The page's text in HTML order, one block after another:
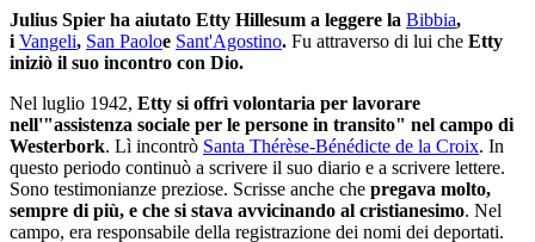
Julius Spier ha aiutato Etty Hillesum a leggere la Bibbia,
i Vangeli, San Paoloe Sant'Agostino. Fu attraverso di lui che Etty
iniziò il suo incontro con Dio.
Nel luglio 1942, Etty si offrì volontaria per lavorare
nell'"assistenza sociale per le persone in transito" nel campo di
Westerbork. Lì incontrò Santa Thérèse-Bénédicte de la Croix. In
questo periodo continuò a scrivere il suo diario e a scrivere lettere.
Sono testimonianze preziose. Scrisse anche che pregava molto,
sempre di più, e che si stava avvicinando al cristianesimo. Nel
campo, era responsabile della registrazione dei nomi dei deportati.